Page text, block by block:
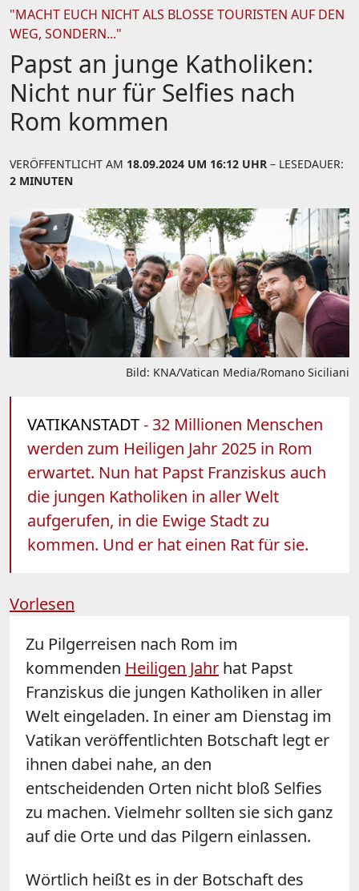
"MACHT EUCH NICHT ALS BLOSSE TOURISTEN AUF DEN W
EG, SONDERN..."
Papst an junge Katholiken:
Nicht nur für Selfies nach
Rom kommen
VERÖFFENTLICHT AM 18.09.2024 UM 16:12 UHR – LESEDAUER:
2 MINUTEN
Bild: KNA/Vatican Media/Romano Siciliani
VATIKANSTADT- 32 Millionen Menschen
werden zum Heiligen Jahr 2025 in Rom
erwartet. Nun hat Papst Franziskus auch
die jungen Katholiken in aller Welt
aufgerufen, in die Ewige Stadt zu
kommen. Und er hat einen Rat für sie.
Vorlesen
Zu Pilgerreisen nach Rom im
kommenden Heiligen Jahr hat Papst
Franziskus die jungen Katholiken in aller
Welt eingeladen. In einer am Dienstag im
Vatikan veröffentlichten Botschaft legt er
ihnen dabei nahe, an den
entscheidenden Orten nicht bloß Selfies
zu machen. Vielmehr sollten sie sich ganz
auf die Orte und das Pilgern einlassen.
Wörtlich heißt es in der Botschaft des